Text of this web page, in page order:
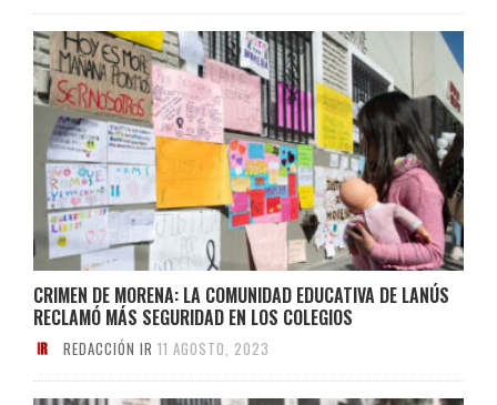
CRIMEN DE MORENA: LA COMUNIDAD EDUCATIVA DE LANÚS
RECLAMÓ MÁS SEGURIDAD EN LOS COLEGIOS
REDACCIÓN IR 11 AGOSTO, 2023